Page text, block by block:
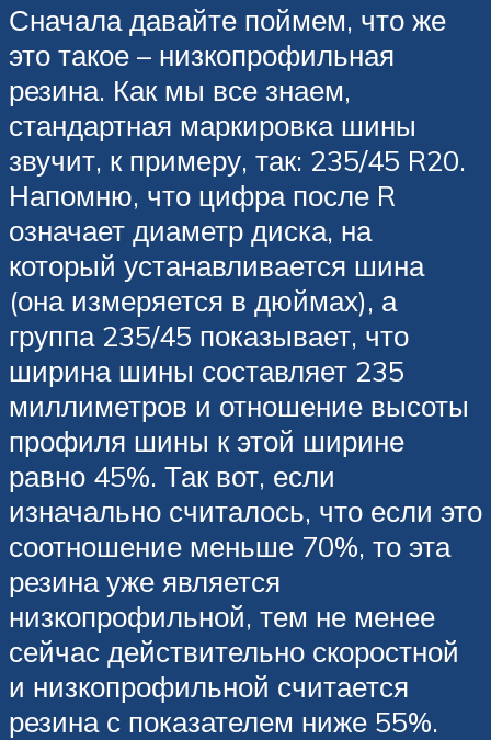
Сначала давайте поймем, что же
это такое – низкопрофильная
резина. Как мы все знаем,
стандартная маркировка шины
звучит, к примеру, так: 235/45 R20.
Напомню, что цифра после R
означает диаметр диска, на
который устанавливается шина
(она измеряется в дюймах), а
группа 235/45 показывает, что
ширина шины составляет 235
миллиметров и отношение высоты
профиля шины к этой ширине
равно 45%. Так вот, если
изначально считалось, что если это
соотношение меньше 70%, то эта
резина уже является
низкопрофильной, тем не менее
сейчас действительно скоростной
и низкопрофильной считается
резина с показателем ниже 55%.